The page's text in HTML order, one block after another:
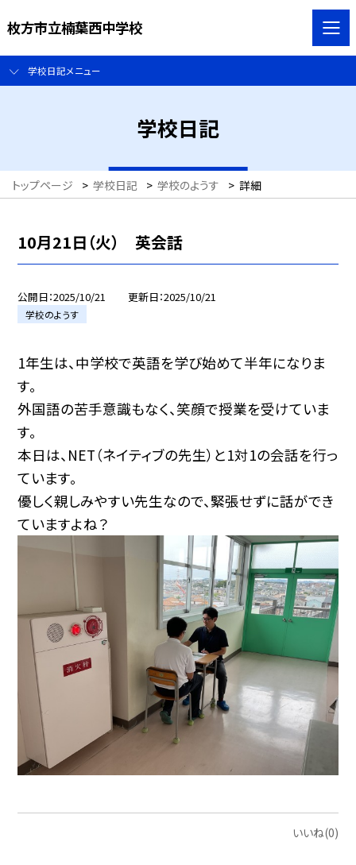
枚方市立楠葉西中学校
学校日記メニュー
学校日記
トップページ > 学校日記 > 学校のようす > 詳細
10月21日（火） 英会話
公開日 2025/10/21 更新日 2025/10/21
学校のようす
1年生は、中学校で英語を学び始めて半年になりま
す。
外国語の苦手意識もなく、笑顔で授業を受けていま
す。
本日は、NET（ネイティブの先生）と1対1の会話を行っ
ています。
優しく親しみやすい先生なので、緊張せずに話ができ
ていますよね？
いいね(0)